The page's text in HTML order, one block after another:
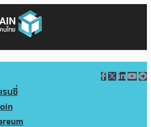
รนซี่